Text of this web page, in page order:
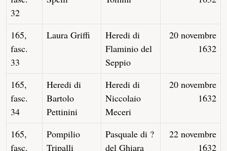
32
165,
fasc.
33
Laura Griffi
Heredi di
Flaminio del
Seppio
20 novembre
1632
165,
fasc.
34
Heredi di
Bartolo
Pettinini
Heredi di
Niccolaio
Meceri
20 novembre
1632
165,
fasc.
Pompilio
Tripalli
Pasquale di ?
del Ghiara
22 novembre
1632